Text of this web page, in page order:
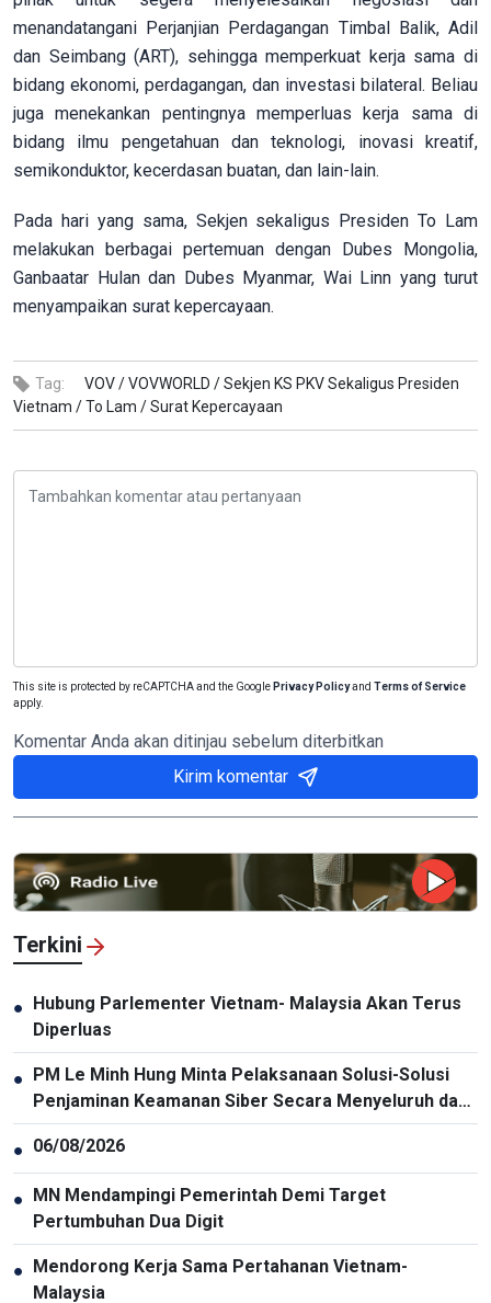
menandatangani Perjanjian Perdagangan Timbal Balik, Adil
dan Seimbang (ART), sehingga memperkuat kerja sama di
bidang ekonomi, perdagangan, dan investasi bilateral. Beliau
juga menekankan pentingnya memperluas kerja sama di
bidang ilmu pengetahuan dan teknologi, inovasi kreatif,
semikonduktor, kecerdasan buatan, dan lain-lain.
Pada hari yang sama, Sekjen sekaligus Presiden To Lam
melakukan berbagai pertemuan dengan Dubes Mongolia,
Ganbaatar Hulan dan Dubes Myanmar, Wai Linn yang turut
menyampaikan surat kepercayaan.
Tag: VOV /VOVWORLD /Sekjen KS PKV Sekaligus Presiden
Vietnam /To Lam /Surat Kepercayaan
This site is protected by reCAPTCHA and the Google Privacy Policyand Terms of Service
apply.
Komentar Anda akan ditinjau sebelum diterbitkan
Kirim komentar
Terkini
● Hubung Parlementer Vietnam- Malaysia Akan Terus
Diperluas
● PM Le Minh Hung Minta Pelaksanaan Solusi-Solusi
Penjaminan Keamanan Siber Secara Menyeluruh dan
Sinkron
● 06/08/2026
● MN Mendampingi Pemerintah Demi Target
Pertumbuhan Dua Digit
● Mendorong Kerja Sama Pertahanan Vietnam-
Malaysia